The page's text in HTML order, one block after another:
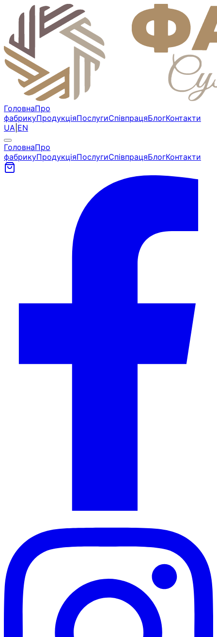
ГоловнаПро
фабрикуПродукціяПослугиСпівпрацяБлогКонтакти
UA EN
ГоловнаПро
фабрикуПродукціяПослугиСпівпрацяБлогКонтакти